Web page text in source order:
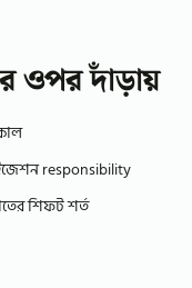
ওপর দাঁড়ায়
responsibility
শিফট শর্ত